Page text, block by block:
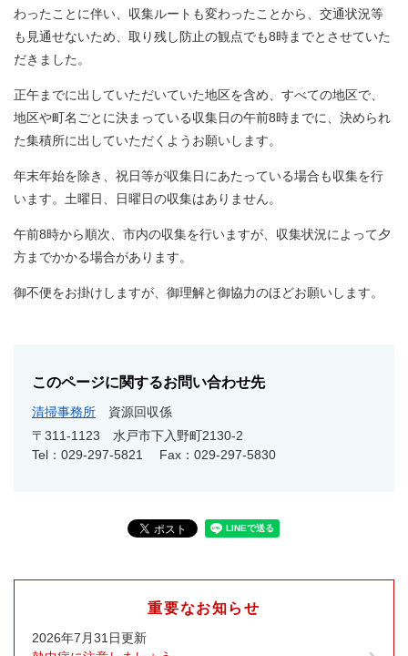
わったことに伴い、収集ルートも変わったことから、交通状況等
も見通せないため、取り残し防止の観点でも8時までとさせていた
だきました。
正午までに出していただいていた地区を含め、すべての地区で、
地区や町名ごとに決まっている収集日の午前8時までに、決められ
た集積所に出していただくようお願いします。
年末年始を除き、祝日等が収集日にあたっている場合も収集を行
います。土曜日、日曜日の収集はありません。
午前8時から順次、市内の収集を行いますが、収集状況によって夕
方までかかる場合があります。
御不便をお掛けしますが、御理解と御協力のほどお願いします。
このページに関するお問い合わせ先
清掃事務所
資源回収係
〒311-1123
水戸市下入野町2130-2
Tel：029-297-5821
Fax：029-297-5830
重要なお知らせ
2026年7月31日更新